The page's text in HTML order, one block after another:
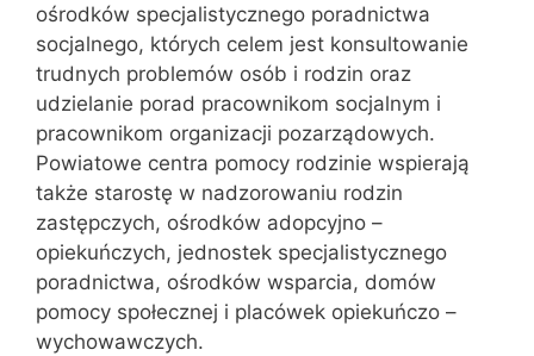
ośrodków specjalistycznego poradnictwa
socjalnego, których celem jest konsultowanie
trudnych problemów osób i rodzin oraz
udzielanie porad pracownikom socjalnym i
pracownikom organizacji pozarządowych.
Powiatowe centra pomocy rodzinie wspierają
także starostę w nadzorowaniu rodzin
zastępczych, ośrodków adopcyjno –
opiekuńczych, jednostek specjalistycznego
poradnictwa, ośrodków wsparcia, domów
pomocy społecznej i placówek opiekuńczo –
wychowawczych.